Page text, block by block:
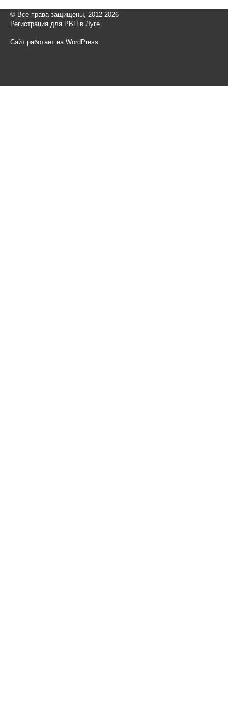
© Все права защищены, 2012-2026
Регистрация для РВП в Луге.
Сайт работает на WordPress